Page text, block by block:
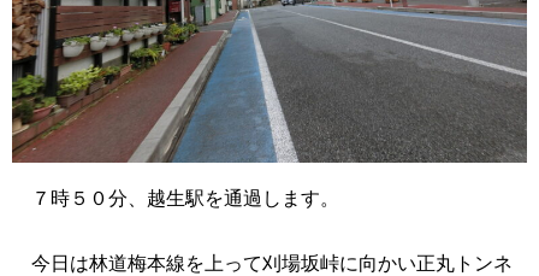
７時５０分、越生駅を通過します。
今日は林道梅本線を上って刈場坂峠に向かい正丸トンネ